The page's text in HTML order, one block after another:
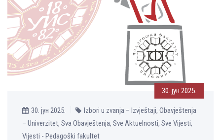
30. јун 2025.
30. јун 2025.
Izbori u zvanja – Izvještaji, Obavještenja
– Univerzitet, Sva Obavještenja, Sve Aktuelnosti, Sve Vijesti,
Vijesti - Pedagoški fakultet